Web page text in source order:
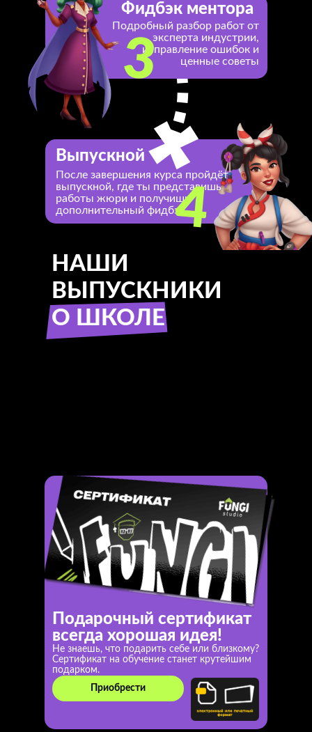
После завершения курса пройдёт
выпускной, где ты представишь
работы жюри и получишь
дополнительный фидбэк
Выпускной
4
Подробный разбор работ от
эксперта индустрии,
исправление ошибок и
ценные советы
Фидбэк ментора
3
НАШИ
ВЫПУСКНИКИ
О ШКОЛЕ
Подарочный сертификат
всегда хорошая идея!
Не знаешь, что подарить себе или близкому?
Сертификат на обучение станет крутейшим
подарком.
Приобрести